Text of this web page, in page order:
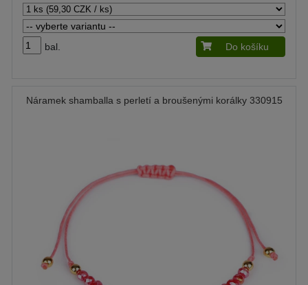
bal. Do košíku
Náramek shamballa s perletí a broušenými korálky 330915